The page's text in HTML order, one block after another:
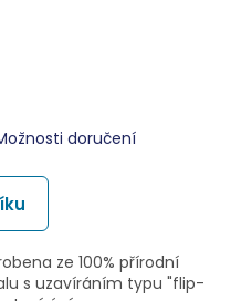
doručení
ze 100% přírodní
s uzavíráním typu "flip-